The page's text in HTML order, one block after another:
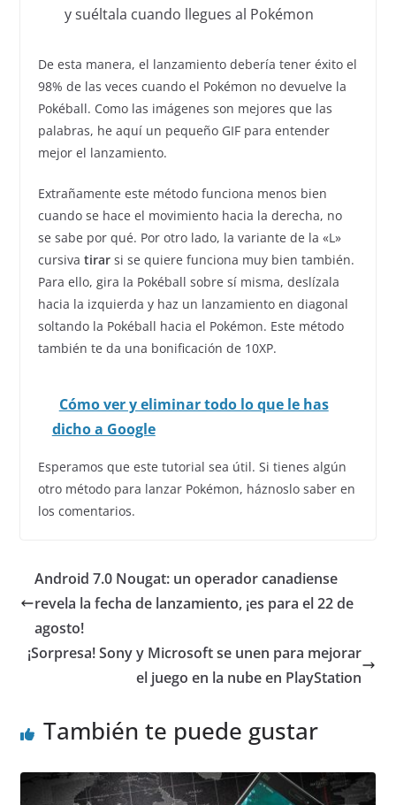
y suéltala cuando llegues al Pokémon
De esta manera, el lanzamiento debería tener éxito el
98% de las veces cuando el Pokémon no devuelve la
Pokéball. Como las imágenes son mejores que las
palabras, he aquí un pequeño GIF para entender
mejor el lanzamiento.
Extrañamente este método funciona menos bien
cuando se hace el movimiento hacia la derecha, no
se sabe por qué. Por otro lado, la variante de la «L»
cursiva tirarsi se quiere funciona muy bien también.
Para ello, gira la Pokéball sobre sí misma, deslízala
hacia la izquierda y haz un lanzamiento en diagonal
soltando la Pokéball hacia el Pokémon. Este método
también te da una bonificación de 10XP.
Cómo ver y eliminar todo lo que le has
dicho a Google
Esperamos que este tutorial sea útil. Si tienes algún
otro método para lanzar Pokémon, háznoslo saber en
los comentarios.
Android 7.0 Nougat: un operador canadiense
revela la fecha de lanzamiento, ¡es para el 22 de
agosto!
¡Sorpresa! Sony y Microsoft se unen para mejorar
el juego en la nube en PlayStation
También te puede gustar